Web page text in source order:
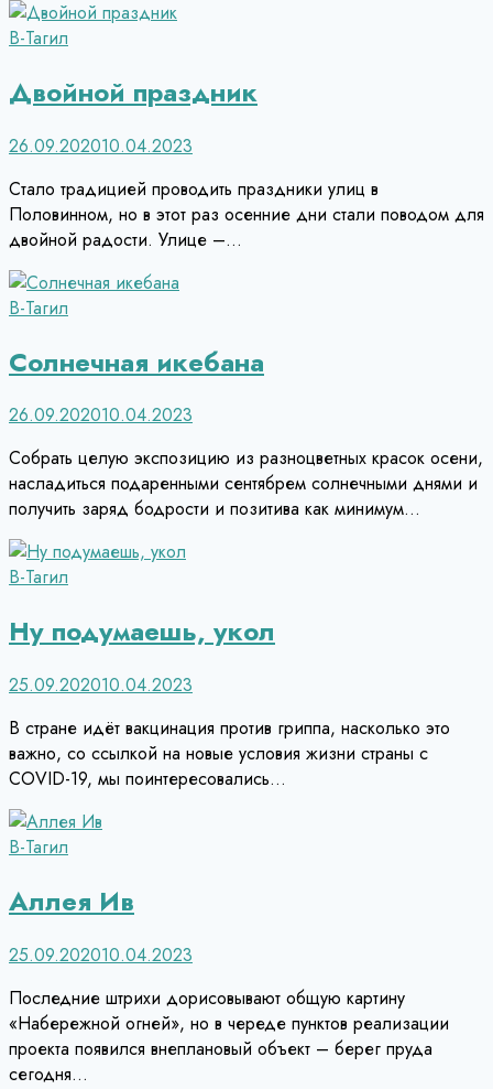
В-Тагил
Двойной праздник
26.09.202010.04.2023
Стало традицией проводить праздники улиц в
Половинном, но в этот раз осенние дни стали поводом для
двойной радости. Улице –…
В-Тагил
Солнечная икебана
26.09.202010.04.2023
Собрать целую экспозицию из разноцветных красок осени,
насладиться подаренными сентябрем солнечными днями и
получить заряд бодрости и позитива как минимум…
В-Тагил
Ну подумаешь, укол
25.09.202010.04.2023
В стране идёт вакцинация против гриппа, насколько это
важно, со ссылкой на новые условия жизни страны с
COVID-19, мы поинтересовались…
В-Тагил
Аллея Ив
25.09.202010.04.2023
Последние штрихи дорисовывают общую картину
«Набережной огней», но в череде пунктов реализации
проекта появился внеплановый объект – берег пруда
сегодня…